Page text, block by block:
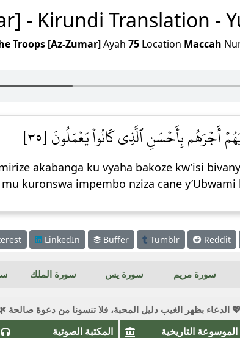
- Kirundi Translation -
Troops [Az-Zumar]Ayah 75Location Maccah
أَجۡرَهُم بِأَحۡسَنِ ٱلَّذِي كَانُواْ يَعۡمَلُونَ [٣٥]
akabanga ku vyaha bakoze kw’isi
kuronswa impembo nziza cane y’Ubwami
LinkedIn Buffer Tumblr Reddit
سورة مريم سورة يس سورة الملك
💖 الدعاء بظهر الغيب دليل المحبة، فلا تنسونا من دعوة صالحة
الموسوعة التاريخية المكتبة الصوتية